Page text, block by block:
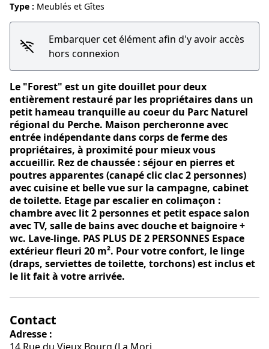
Type : Meublés et Gîtes
Embarquer cet élément afin d'y avoir accès
hors connexion
Le "Forest" est un gite douillet pour deux
entièrement restauré par les propriétaires dans un
petit hameau tranquille au coeur du Parc Naturel
régional du Perche. Maison percheronne avec
entrée indépendante dans corps de ferme des
propriétaires, à proximité pour mieux vous
accueillir. Rez de chaussée : séjour en pierres et
poutres apparentes (canapé clic clac 2 personnes)
avec cuisine et belle vue sur la campagne, cabinet
de toilette. Etage par escalier en colimaçon :
chambre avec lit 2 personnes et petit espace salon
avec TV, salle de bains avec douche et baignoire +
wc. Lave-linge. PAS PLUS DE 2 PERSONNES Espace
extérieur fleuri 20 m². Pour votre confort, le linge
(draps, serviettes de toilette, torchons) est inclus et
le lit fait à votre arrivée.
Contact
Adresse :